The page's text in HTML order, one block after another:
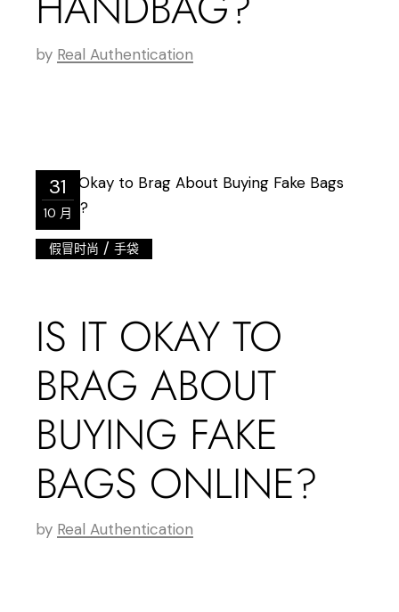
by Real Authentication
31
10 月
假冒时尚 /手袋
IS IT OKAY TO
BRAG ABOUT
BUYING FAKE
BAGS ONLINE?
by Real Authentication